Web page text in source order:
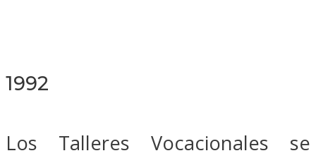
1992
Los Talleres Vocacionales se